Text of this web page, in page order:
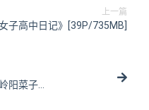
上一篇
子高中日记》[39P/735MB]
阳菜子